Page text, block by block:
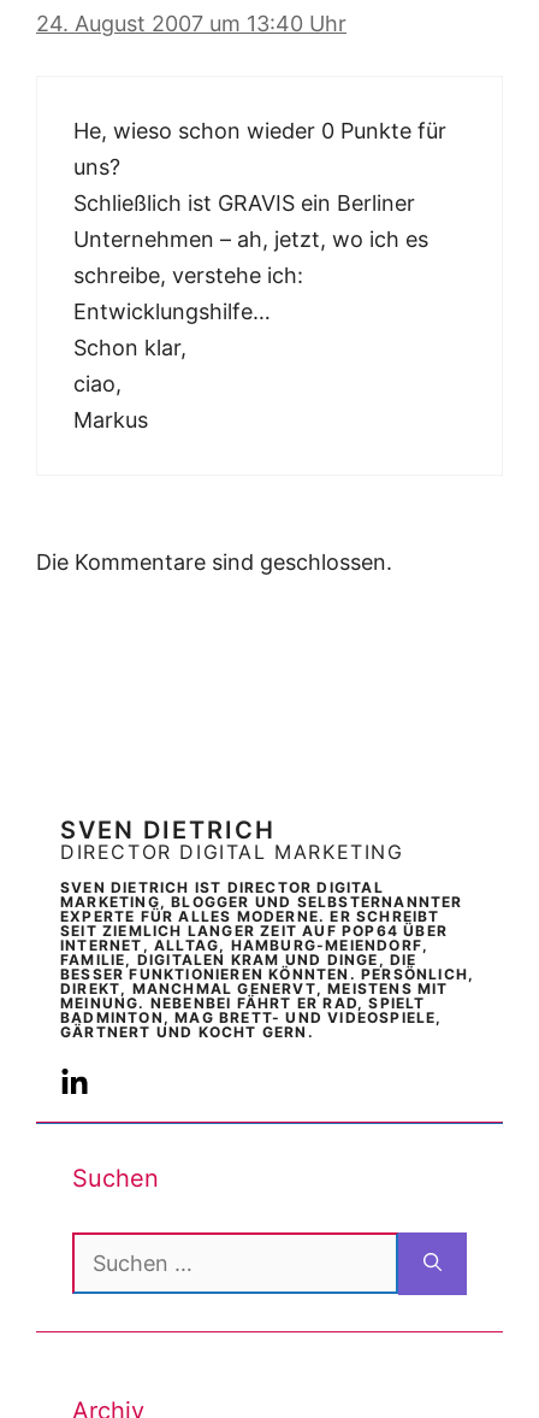
24. August 2007 um 13:40 Uhr
He, wieso schon wieder 0 Punkte für
uns?
Schließlich ist GRAVIS ein Berliner
Unternehmen – ah, jetzt, wo ich es
schreibe, verstehe ich:
Entwicklungshilfe…
Schon klar,
ciao,
Markus
Die Kommentare sind geschlossen.
SVEN DIETRICH
DIRECTOR DIGITAL MARKETING
SVEN DIETRICH IST DIRECTOR DIGITAL
MARKETING, BLOGGER UND SELBSTERNANNTER
EXPERTE FÜR ALLES MODERNE. ER SCHREIBT
SEIT ZIEMLICH LANGER ZEIT AUF POP64 ÜBER
INTERNET, ALLTAG, HAMBURG-MEIENDORF,
FAMILIE, DIGITALEN KRAM UND DINGE, DIE
BESSER FUNKTIONIEREN KÖNNTEN. PERSÖNLICH,
DIREKT, MANCHMAL GENERVT, MEISTENS MIT
MEINUNG. NEBENBEI FÄHRT ER RAD, SPIELT
BADMINTON, MAG BRETT- UND VIDEOSPIELE,
GÄRTNERT UND KOCHT GERN.
Suchen
Suchen
Archiv